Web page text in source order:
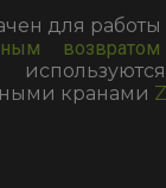
для работы
кранами